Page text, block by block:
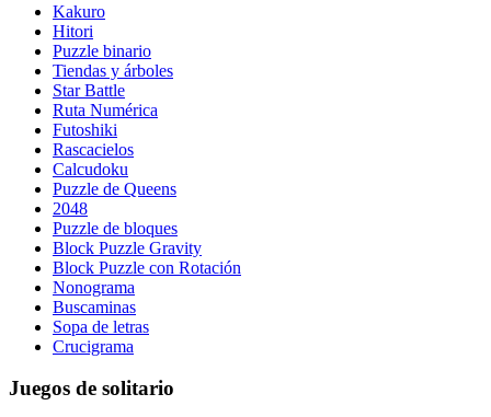
Kakuro
Hitori
Puzzle binario
Tiendas y árboles
Star Battle
Ruta Numérica
Futoshiki
Rascacielos
Calcudoku
Puzzle de Queens
2048
Puzzle de bloques
Block Puzzle Gravity
Block Puzzle con Rotación
Nonograma
Buscaminas
Sopa de letras
Crucigrama
Juegos de solitario